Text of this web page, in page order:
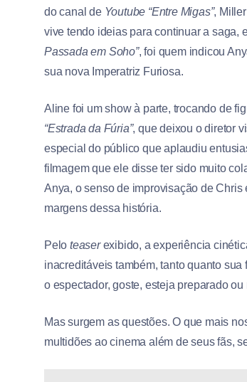
do canal de Youtube “Entre Migas”,
vive tendo ideias para continuar a saga,
Passada em Soho”, foi quem indicou
sua nova Imperatriz Furiosa.
Aline foi um show à parte, trocando de
“Estrada da Fúria”, que deixou o diretor
especial do público que aplaudiu
filmagem que ele disse ter sido muito
Anya, o senso de improvisação de
margens dessa história.
Pelo teaserexibido, a experiência
inacreditáveis também, tanto quanto
o espectador, goste, esteja preparado ou
Mas surgem as questões. O que mais
multidões ao cinema além de seus fãs,